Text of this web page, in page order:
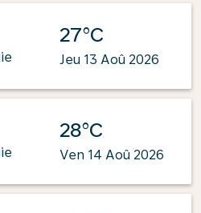
27°C
Jeu 13 Aoû 2026
28°C
Ven 14 Aoû 2026